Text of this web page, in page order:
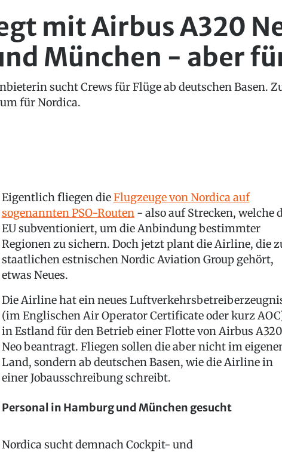
mit Airbus A320
München - aber
sucht Crews für Flüge ab deutschen Basen.
für Nordica.
Eigentlich fliegen dieFlugzeuge von Nordica auf
sogenannten PSO-Routen- also auf Strecken, welche
EU subventioniert, um die Anbindung bestimmter
Regionen zu sichern. Doch jetzt plant die Airline, die
staatlichen estnischen Nordic Aviation Group gehört,
etwas Neues.
Die Airline hat ein neues
(im Englischen Air Operator Certificate oder kurz
in Estland für den Betrieb einer Flotte von Airbus A320
Neo beantragt. Fliegen sollen die aber nicht im
Land, sondern ab deutschen Basen, wie die Airline in
einer Jobausschreibung schreibt.
Personal in Hamburg und München gesucht
Nordica sucht demnach Cockpit- und